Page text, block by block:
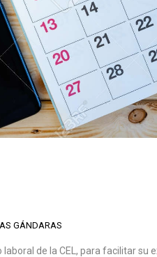
GÁNDARAS
de la CEL, para facilitar su